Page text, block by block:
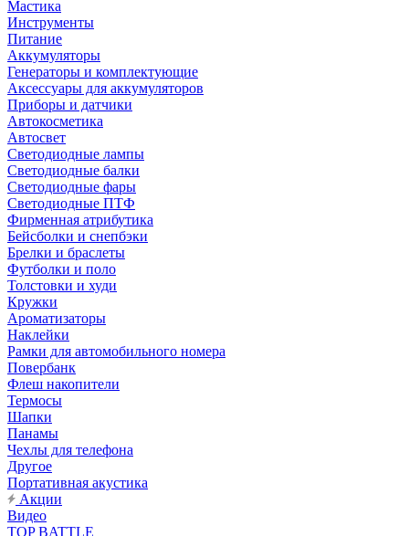
Мастика
Инструменты
Питание
Аккумуляторы
Генераторы и комплектующие
Аксессуары для аккумуляторов
Приборы и датчики
Автокосметика
Автосвет
Светодиодные лампы
Светодиодные балки
Светодиодные фары
Светодиодные ПТФ
Фирменная атрибутика
Бейсболки и снепбэки
Брелки и браслеты
Футболки и поло
Толстовки и худи
Кружки
Ароматизаторы
Наклейки
Рамки для автомобильного номера
Повербанк
Флеш накопители
Термосы
Шапки
Панамы
Чехлы для телефона
Другое
Портативная акустика
Акции
Видео
TOP BATTLE